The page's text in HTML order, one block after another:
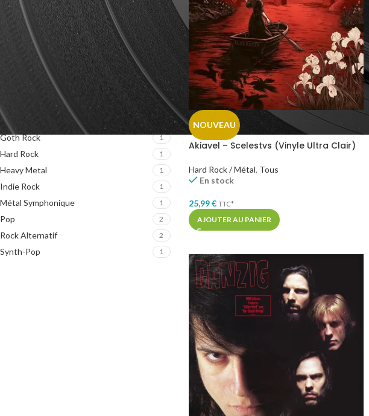
GENRES MUSICAUX
Black Metal 2
Blues Rock 3
Death Metal
1
1
Garage Rock
Goth Rock 1
Hard Rock 1
Heavy Metal 1
Indie Rock 1
Métal Symphonique 1
Pop 2
Rock Alternatif 2
Synth-Pop 1
NOUVEAU
Akiavel – Scelestvs (Vinyle Ultra Clair)
Hard Rock / Métal, Tous
En stock
25,99€ TTC*
AJOUTER AU PANIER